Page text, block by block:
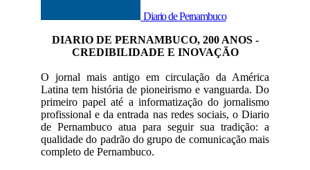
Diario de Pernambuco
DIARIO DE PERNAMBUCO, 200 ANOS -
CREDIBILIDADE E INOVAÇÃO
O jornal mais antigo em circulação da América
Latina tem história de pioneirismo e vanguarda. Do
primeiro papel até a informatização do jornalismo
profissional e da entrada nas redes sociais, o Diario
de Pernambuco atua para seguir sua tradição: a
qualidade do padrão do grupo de comunicação mais
completo de Pernambuco.